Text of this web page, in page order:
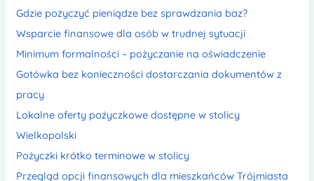
Gdzie pożyczyć pieniądze bez sprawdzania baz?
Wsparcie finansowe dla osób w trudnej sytuacji
Minimum formalności – pożyczanie na oświadczenie
Gotówka bez konieczności dostarczania dokumentów z
pracy
Lokalne oferty pożyczkowe dostępne w stolicy
Wielkopolski
Pożyczki krótko terminowe w stolicy
Przegląd opcji finansowych dla mieszkańców Trójmiasta